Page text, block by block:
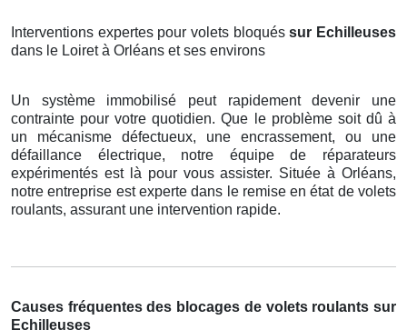
Interventions expertes pour volets bloquéssur Echilleuses
dans le Loiret à Orléans et ses environs
Un système immobilisé peut rapidement devenir une
contrainte pour votre quotidien. Que le problème soit dû à
un mécanisme défectueux, une encrassement, ou une
défaillance électrique, notre équipe de réparateurs
expérimentés est là pour vous assister. Située à Orléans,
notre entreprise est experte dans le remise en état de volets
roulants, assurant une intervention rapide.
Causes fréquentes des blocages de volets roulants sur
Echilleuses